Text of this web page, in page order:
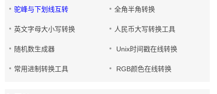
驼峰与下划线互转 全角半角转换
英文字母大小写转换 人民币大写转换工具
随机数生成器 Unix时间戳在线转换
常用进制转换工具 RGB颜色在线转换